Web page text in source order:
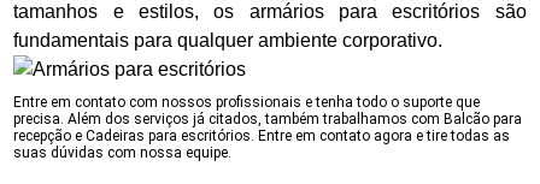
tamanhos e estilos, os armários para escritórios são
fundamentais para qualquer ambiente corporativo.
Entre em contato com nossos profissionais e tenha todo o suporte que
precisa. Além dos serviços já citados, também trabalhamos com Balcão para
recepção e Cadeiras para escritórios. Entre em contato agora e tire todas as
suas dúvidas com nossa equipe.